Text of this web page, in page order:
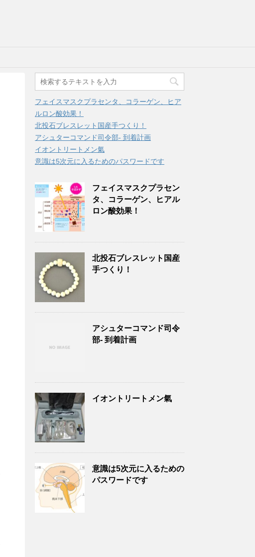
フェイスマスクプラセンタ、コラーゲン、ヒア
ルロン酸効果！
北投石ブレスレット国産手つくり！
アシュターコマンド司令部- 到着計画
イオントリートメン氣
意識は5次元に入るためのパスワードです
フェイスマスクプラセン
タ、コラーゲン、ヒアル
ロン酸効果！
北投石ブレスレット国産
手つくり！
アシュターコマンド司令
部- 到着計画
イオントリートメン氣
意識は5次元に入るための
パスワードです